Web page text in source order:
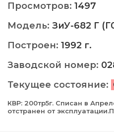
Просмотров: 1497
Модель: ЗиУ-682 Г
Построен: 1992 г.
Заводской номер:
Текущее состояние:
КВР: 200тр5г. Cписан в
отстранен от